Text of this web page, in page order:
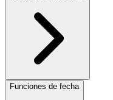
Funciones de fecha